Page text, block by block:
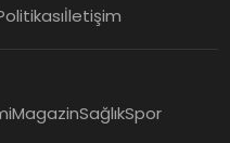
İletişim
MagazinSağlıkSpor